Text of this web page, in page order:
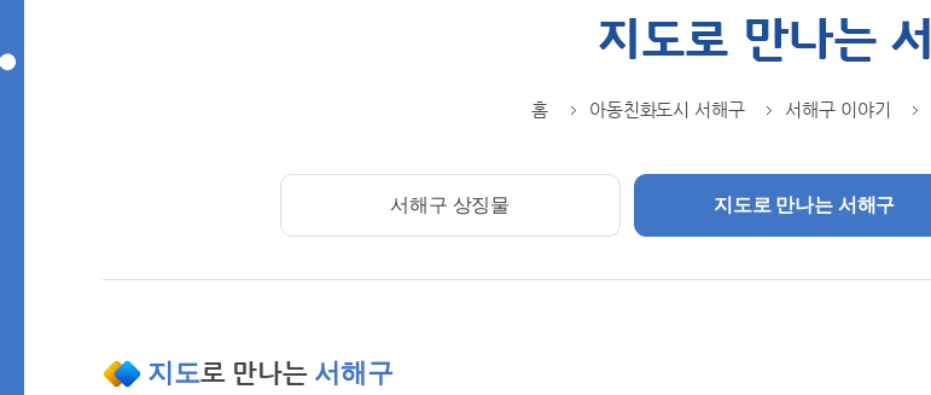
홈 아동친화도시 서해구 서해구 이야기
서해구 상징물 지도로 만나는 서해구
지도로 만나는 서해구